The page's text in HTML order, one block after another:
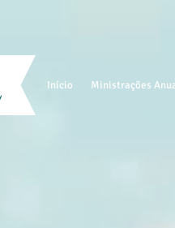
Início Ministrações